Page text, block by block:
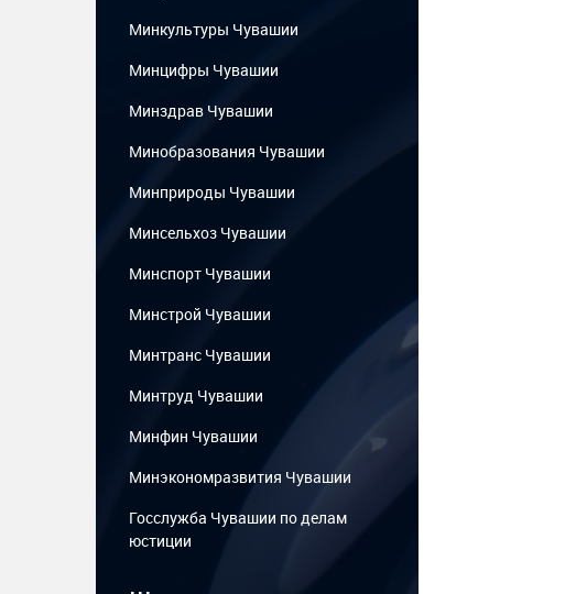
Минкультуры Чувашии
Минцифры Чувашии
Минздрав Чувашии
Минобразования Чувашии
Минприроды Чувашии
Минсельхоз Чувашии
Минспорт Чувашии
Минстрой Чувашии
Минтранс Чувашии
Минтруд Чувашии
Минфин Чувашии
Минэкономразвития Чувашии
Госслужба Чувашии по делам
юстиции
...